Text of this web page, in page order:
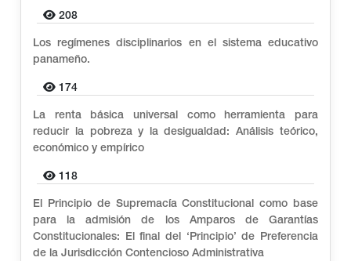
208
Los regímenes disciplinarios en el sistema educativo
panameño.
174
La renta básica universal como herramienta para
reducir la pobreza y la desigualdad: Análisis teórico,
económico y empírico
118
El Principio de Supremacía Constitucional como base
para la admisión de los Amparos de Garantías
Constitucionales: El final del ‘Principio’ de Preferencia
de la Jurisdicción Contencioso Administrativa